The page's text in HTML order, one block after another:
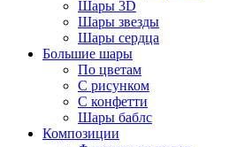
Шары 3D
Шары звезды
Шары сердца
Большие шары
По цветам
С рисунком
С конфетти
Шары баблс
Композиции